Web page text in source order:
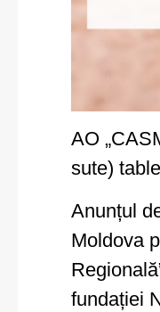
AO
sute)
Anunțul
Moldova
fundației